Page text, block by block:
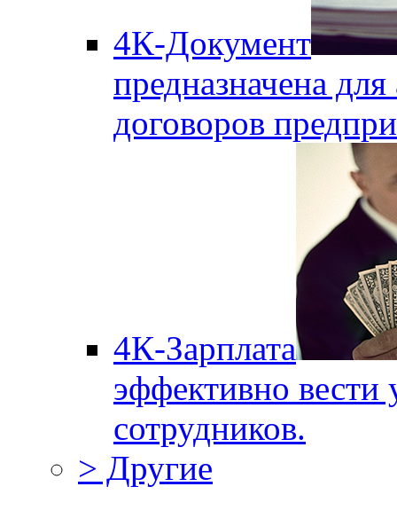
4К-Документ
предназначена
договоров
4К-Зарплата
эффективно вести
сотрудников.
> Другие